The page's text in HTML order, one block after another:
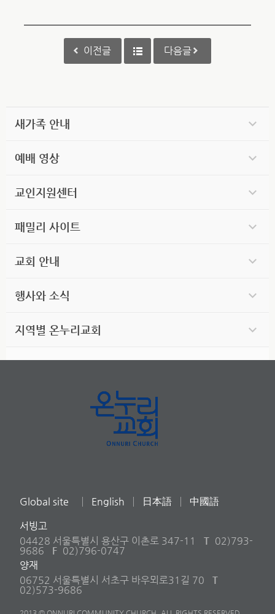
이전글 다음글
새가족 안내
예배 영상
교인지원센터
패밀리 사이트
교회 안내
행사와 소식
지역별 온누리교회
Global site English 日本語 中國語
서빙고
04428 서울특별시 용산구 이촌로 347-11
T 02)793-
9686
F 02)796-0747
양재
06752 서울특별시 서초구 바우뫼로31길 70
T
02)573-9686